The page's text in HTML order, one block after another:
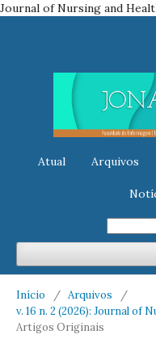
Journal of Nursing and
Atual Arquivos
Início / Arquivos
/
v. 16 n. 2 (2026): Journal of
Artigos Originais